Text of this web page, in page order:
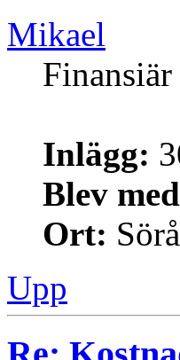
Mikael
Inlägg:
Blev
Ort:
Upp